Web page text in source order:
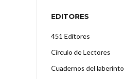
EDITORES
451 Editores
Círculo de Lectores
Cuadernos del laberinto